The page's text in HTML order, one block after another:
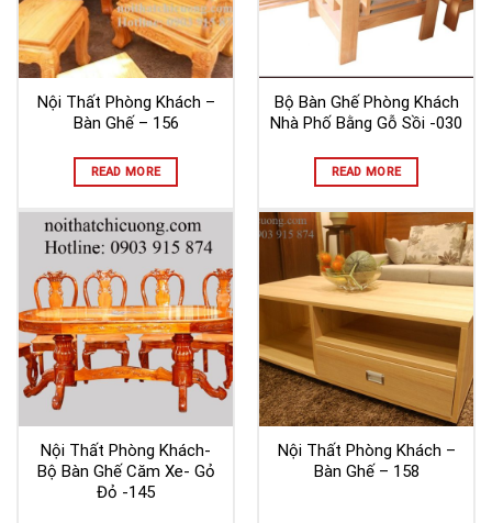
Nội Thất Phòng Khách –
Bàn Ghế – 156
READ MORE
Bộ Bàn Ghế Phòng Khách
Nhà Phố Bằng Gỗ Sồi -030
READ MORE
Nội Thất Phòng Khách-
Bộ Bàn Ghế Căm Xe- Gỏ
Đỏ -145
Nội Thất Phòng Khách –
Bàn Ghế – 158